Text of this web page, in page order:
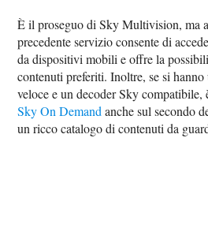
È il proseguo di Sky Multivision, ma
precedente servizio consente di
da dispositivi mobili e offre la
contenuti preferiti. Inoltre, se si
veloce e un decoder Sky compatibile,
Sky On Demand anche sul secondo
un ricco catalogo di contenuti da